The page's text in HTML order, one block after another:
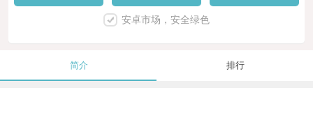
安卓市场，安全绿色
简介 排行